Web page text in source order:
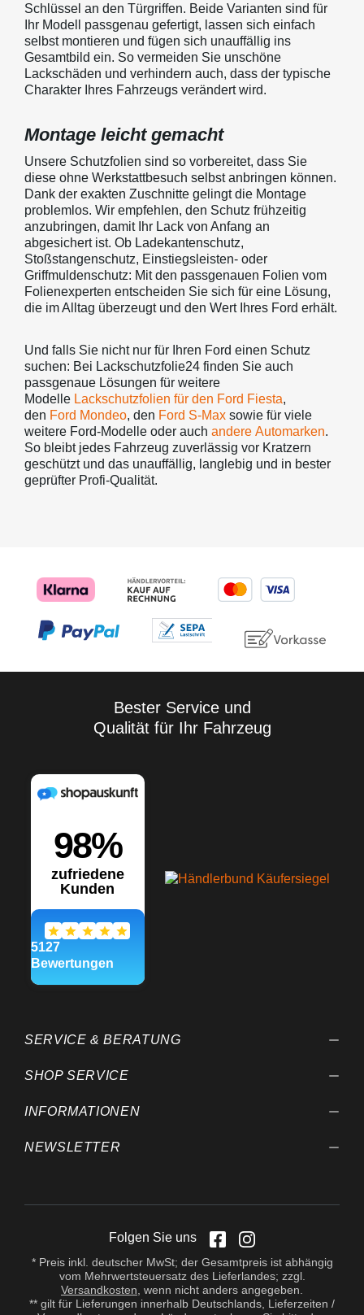
Schlüssel an den Türgriffen. Beide Varianten sind für
Ihr Modell passgenau gefertigt, lassen sich einfach
selbst montieren und fügen sich unauffällig ins
Gesamtbild ein. So vermeiden Sie unschöne
Lackschäden und verhindern auch, dass der typische
Charakter Ihres Fahrzeugs verändert wird.
Montage leicht gemacht
Unsere Schutzfolien sind so vorbereitet, dass Sie
diese ohne Werkstattbesuch selbst anbringen können.
Dank der exakten Zuschnitte gelingt die Montage
problemlos. Wir empfehlen, den Schutz frühzeitig
anzubringen, damit Ihr Lack von Anfang an
abgesichert ist. Ob Ladekantenschutz,
Stoßstangenschutz, Einstiegsleisten- oder
Griffmuldenschutz: Mit den passgenauen Folien vom
Folienexperten entscheiden Sie sich für eine Lösung,
die im Alltag überzeugt und den Wert Ihres Ford erhält.
Und falls Sie nicht nur für Ihren Ford einen Schutz
suchen: Bei Lackschutzfolie24 finden Sie auch
passgenaue Lösungen für weitere
Modelle Lackschutzfolien für den Ford Fiesta,
den Ford Mondeo, den Ford S-Max sowie für viele
weitere Ford-Modelle oder auch andere Automarken.
So bleibt jedes Fahrzeug zuverlässig vor Kratzern
geschützt und das unauffällig, langlebig und in bester
geprüfter Profi-Qualität.
Bester Service und
Qualität für Ihr Fahrzeug
SERVICE & BERATUNG
SHOP SERVICE
INFORMATIONEN
NEWSLETTER
Folgen Sie uns
* Preis inkl. deutscher MwSt; der Gesamtpreis ist abhängig
vom Mehrwertsteuersatz des Lieferlandes; zzgl.
Versandkosten , wenn nicht anders angegeben.
** gilt für Lieferungen innerhalb Deutschlands, Lieferzeiten /